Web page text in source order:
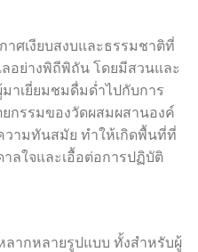
าศเงียบสงบและธรรมชาติที่
อย่างพิถีพิถัน โดยมีสวนและ
าเยี่ยมชมดื่มด่ำไปกับการ
ยกรรมของวัดผสมผสานองค์
วามทันสมัย ​​ทำให้เกิดพื้นที่ที่
ลใจและเอื้อต่อการปฏิบัติ
ากหลายรูปแบบ ทั้งสำหรับผู้